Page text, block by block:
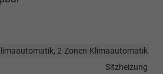
2-Zonen-Klimaautomatik
Sitzheizung